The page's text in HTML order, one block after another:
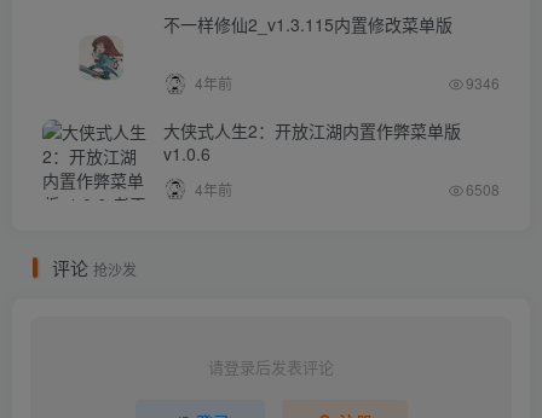
不一样修仙2_v1.3.115内置修改菜单版
4年前 9346
大侠式人生2：开放江湖内置作弊菜单版
v1.0.6
4年前 6508
评论 抢沙发
请登录后发表评论